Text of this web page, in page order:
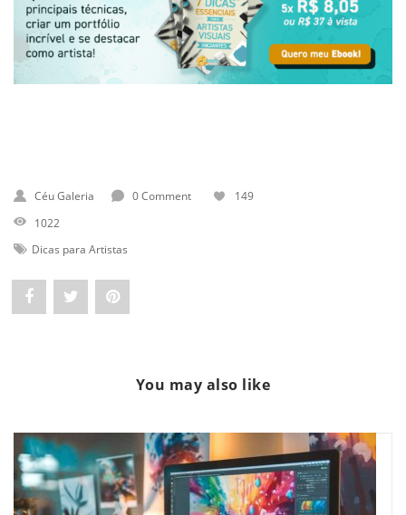
Céu Galeria 0 Comment
149
1022
Dicas para Artistas
Share
Transforma
o
Mundo
Post
Criatividade
Transforma
o
Pin
Transforma
o
Mundo
You may also like